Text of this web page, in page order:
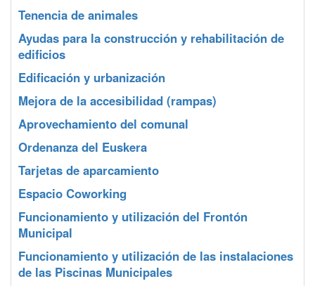
Tenencia de animales
Ayudas para la construcción y rehabilitación de
edificios
Edificación y urbanización
Mejora de la accesibilidad (rampas)
Aprovechamiento del comunal
Ordenanza del Euskera
Tarjetas de aparcamiento
Espacio Coworking
Funcionamiento y utilización del Frontón
Municipal
Funcionamiento y utilización de las instalaciones
de las Piscinas Municipales